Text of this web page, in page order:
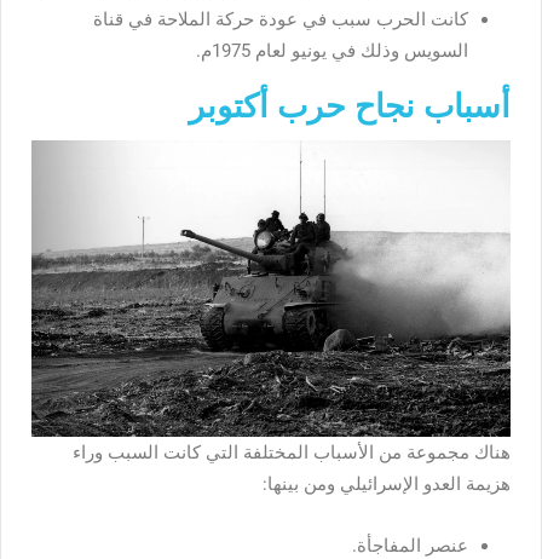
كانت الحرب سبب في عودة حركة الملاحة في قناة
السويس وذلك في يونيو لعام 1975م.
أسباب نجاح حرب أكتوبر
هناك مجموعة من الأسباب المختلفة التي كانت السبب وراء
هزيمة العدو الإسرائيلي ومن بينها:
عنصر المفاجأة.